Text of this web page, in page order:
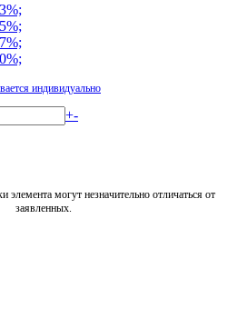
индивидуально
+-
элемента могут незначительно отличаться от
заявленных.